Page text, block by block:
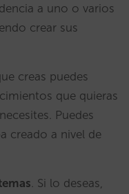
a uno o varios
crear sus
creas puedes
que quieras
Puedes
creado a nivel de
. Si lo deseas,